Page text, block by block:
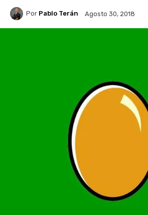
Por Pablo Terán Agosto 30, 2018